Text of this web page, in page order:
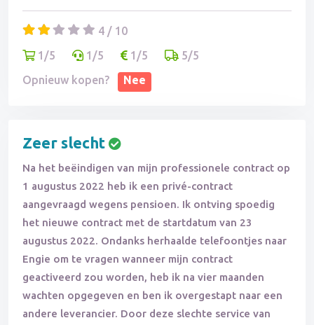
4 / 10
1/5
1/5 1/5
5/5
Opnieuw kopen?
Nee
Zeer slecht
Na het beëindigen van mijn professionele contract op
1 augustus 2022 heb ik een privé-contract
aangevraagd wegens pensioen. Ik ontving spoedig
het nieuwe contract met de startdatum van 23
augustus 2022. Ondanks herhaalde telefoontjes naar
Engie om te vragen wanneer mijn contract
geactiveerd zou worden, heb ik na vier maanden
wachten opgegeven en ben ik overgestapt naar een
andere leverancier. Door deze slechte service van